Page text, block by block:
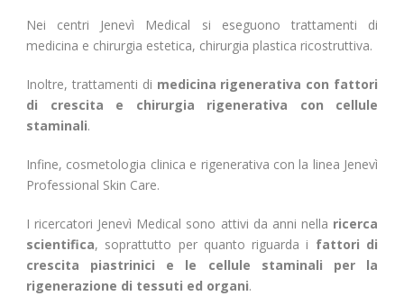
Nei centri Jenevì Medical si eseguono trattamenti di
medicina e chirurgia estetica, chirurgia plastica ricostruttiva.
Inoltre, trattamenti di medicina rigenerativa con fattori
di crescita e chirurgia rigenerativa con cellule
staminali.
Infine, cosmetologia clinica e rigenerativa con la linea Jenevì
Professional Skin Care.
I ricercatori Jenevì Medical sono attivi da anni nella ricerca
scientifica, soprattutto per quanto riguarda i fattori di
crescita piastrinici e le cellule staminali per la
rigenerazione di tessuti ed organi.